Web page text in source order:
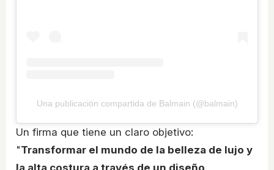
Una publicación compartida de Balmain (@balmain)
Un firma que tiene un claro objetivo:
"Transformar el mundo de la belleza de lujo y